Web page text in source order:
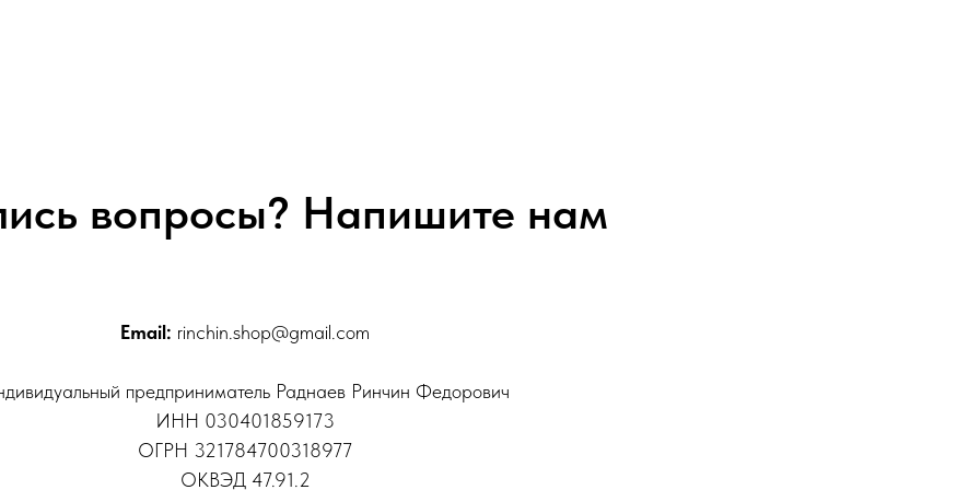
вопросы? Напишите нам
Email: rinchin.shop@gmail.com
предприниматель Раднаев Ринчин Федорович
ИНН 030401859173
ОГРН 321784700318977
ОКВЭД 47.91.2